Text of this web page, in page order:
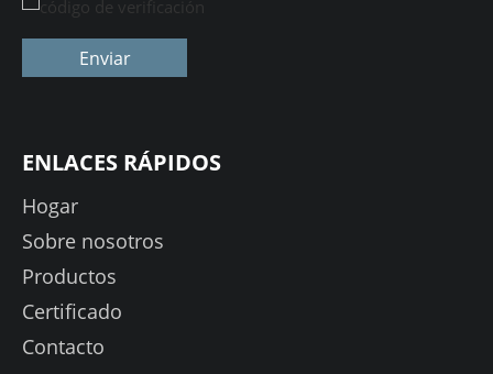
Enviar
ENLACES RÁPIDOS
Hogar
Sobre nosotros
Productos
Certificado
Contacto